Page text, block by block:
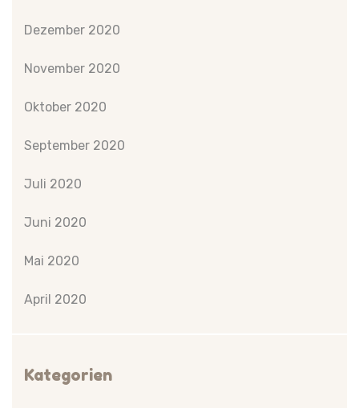
Dezember 2020
November 2020
Oktober 2020
September 2020
Juli 2020
Juni 2020
Mai 2020
April 2020
Kategorien